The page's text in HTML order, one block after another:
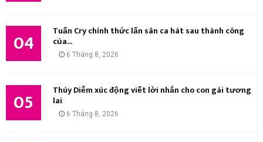
04 Tuấn Cry chính thức lấn sân ca hát sau thành công
của...
6 Tháng 8, 2026
05 Thúy Diễm xúc động viết lời nhắn cho con gái tương
lai
6 Tháng 8, 2026